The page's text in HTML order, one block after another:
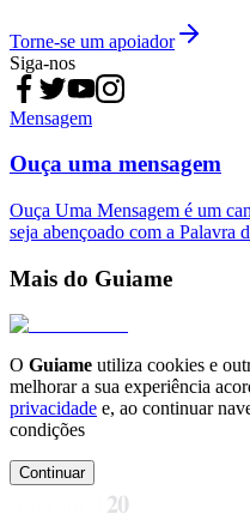
Torne-se um apoiador
Siga-nos
Mensagem
Ouça uma mensagem
Ouça Uma Mensagem é um
seja abençoado com a Palavra
Mais do Guiame
O Guiame utiliza cookies e
melhorar a sua experiência
privacidade e, ao continuar
condições
Continuar